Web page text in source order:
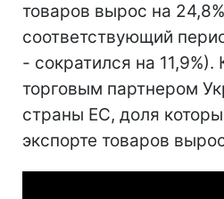
товаров вырос на
соответствующий
- сократился на
торговым партнером
страны ЕС, доля
экспорте товаров